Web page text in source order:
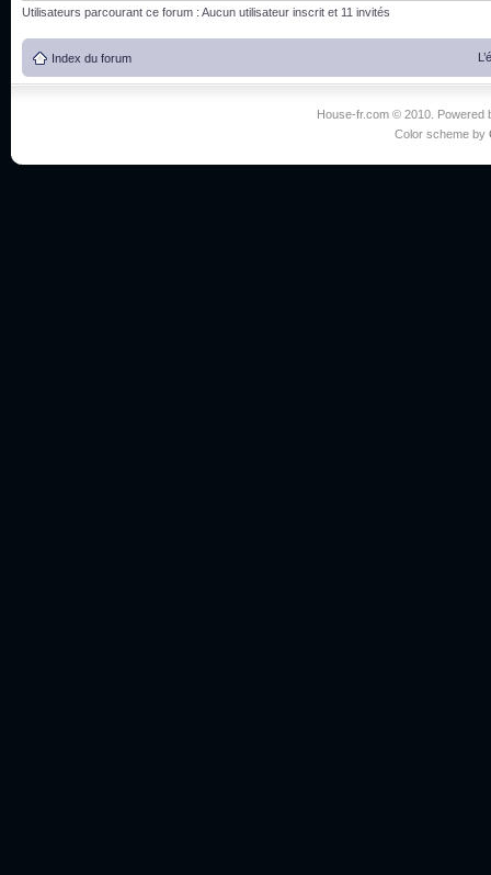
Utilisateurs parcourant ce forum : Aucun utilisateur inscrit et 11 invités
Index du forum
House-fr.com © 2010. Powered
Color scheme by